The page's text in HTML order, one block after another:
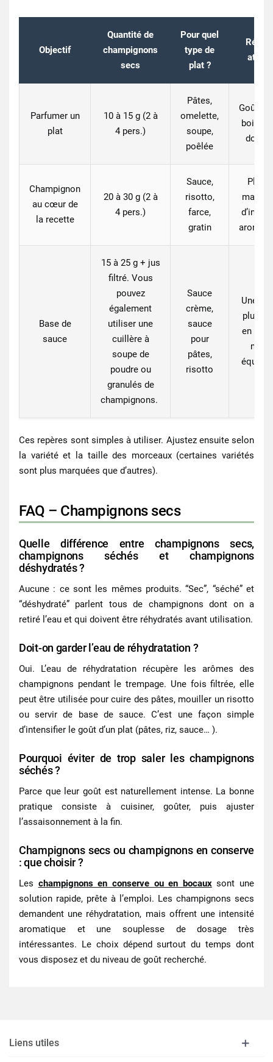
Objectif
Quantité de
champignons
secs
Pour quel
type de
plat ?
Parfumer un
plat
10 à 15 g(2 à
4 pers.)
Pâtes,
omelette,
soupe,
poêlée
Goût
bois”
Champignon
au cœur de
la recette
20 à 30 g(2 à
4 pers.)
Sauce,
risotto,
farce,
gratin
Plus
Base de
sauce
15 à 25 g+ jus
filtré. Vous
pouvez
également
utiliser une
cuillère à
soupe de
poudre ou
granulés de
champignons.
Sauce
crème,
sauce
pour
pâtes,
risotto
Une
plus
en
Ces repères sont simples à utiliser. Ajustez ensuite selon
la variété et la taille des morceaux (certaines variétés
sont plus marquées que d’autres).
FAQ – Champignons secs
Quelle différence entre champignons secs,
champignons séchés et champignons
déshydratés ?
Aucune : ce sont les mêmes produits. “Sec”, “séché” et
“déshydraté” parlent tous de champignons dont on a
retiré l’eau et qui doivent être réhydratés avant utilisation.
Doit-on garder l’eau de réhydratation ?
Oui. L’eau de réhydratation récupère les arômes des
champignons pendant le trempage. Une fois filtrée, elle
peut être utilisée pour cuire des pâtes, mouiller un risotto
ou servir de base de sauce. C’est une façon simple
d’intensifier le goût d’un plat (pâtes, riz, sauce… ).
Pourquoi éviter de trop saler les champignons
séchés ?
Parce que leur goût est naturellement intense. La bonne
pratique consiste à cuisiner, goûter, puis ajuster
l’assaisonnement à la fin.
Champignons secs ou champignons en conserve
: que choisir ?
Les champignons en conserve ou en bocauxsont une
solution rapide, prête à l’emploi. Les champignons secs
demandent une réhydratation, mais offrent une intensité
aromatique et une souplesse de dosage très
intéressantes. Le choix dépend surtout du temps dont
vous disposez et du niveau de goût recherché.
Liens utiles